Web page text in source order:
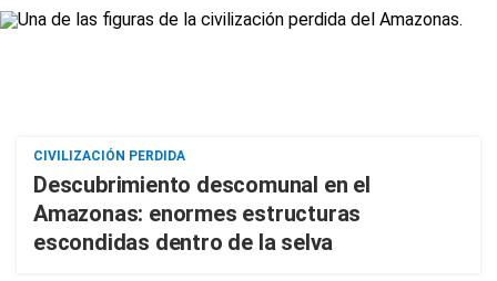
CIVILIZACIÓN PERDIDA
Descubrimiento descomunal en el
Amazonas: enormes estructuras
escondidas dentro de la selva